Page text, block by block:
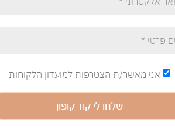
משחקי חשיבה
אני מאשר/ת הצטרפות למועדון הלקוחות
שלחו לי קוד קופון